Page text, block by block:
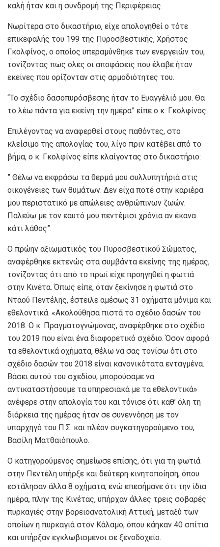
καλή ήταν και η συνδρομή της Περιφέρειας.
Νωρίτερα στο δικαστήριο, είχε απολογηθεί ο τότε
επικεφαλής του 199 της Πυροσβεστικής, Χρήστος
Γκολφίνος, ο οποίος υπεραμύνθηκε των ενεργειών του,
τονίζοντας πως όλες οι αποφάσεις που έλαβε ήταν
εκείνες που ορίζονταν στις αρμοδιότητες του.
“Το σχέδιο δασοπυρόσβεσης ήταν το Ευαγγέλιό μου. Θα
το λέω πάντα για εκείνη την ημέρα” είπε ο κ. Γκολφίνος.
Επιλέγοντας να αναφερθεί στους παθόντες, στο
κλείσιμο της απολογίας του, λίγο πριν κατέβει από το
βήμα, ο κ. Γκολφίνος είπε κλαίγοντας στο δικαστήριο:
” Θέλω να εκφράσω τα θερμά μου συλλυπητήριά στις
οικογένειες των θυμάτων. Δεν είχα ποτέ στην καριέρα
μου περιστατικό με απώλειες ανθρώπινων ζωών.
Παλεύω με τον εαυτό μου πεντέμισι χρόνια αν έκανα
κάτι λάθος”.
Ο πρώην αξιωματικός του Πυροσβεστικού Σώματος,
αναφέρθηκε εκτενώς στα συμβάντα εκείνης της ημέρας,
τονίζοντας ότι από το πρωί είχε προηγηθεί η φωτιά
στην Κινέτα. Όπως είπε, όταν ξεκίνησε η φωτιά στο
Νταού Πεντέλης, έστειλε αμέσως 31 οχήματα μόνιμα και
εθελοντικά. «Ακολούθησα πιστά το σχέδιο δασών του
2018. Ο κ. Πραγματογνώμονας, αναφέρθηκε στο σχέδιο
του 2019 που είναι ένα διαφορετικό σχέδιο. Όσον αφορά
τα εθελοντικά οχήματα, θέλω να σας τονίσω ότι στο
σχέδιο δασών του 2018 είναι κανονικότατα ενταγμένα.
Βάσει αυτού του σχεδίου, μπορούσαμε να
αντικαταστήσουμε τα υπηρεσιακά με τα εθελοντικά»
ανέφερε στην απολογία του και τόνισε ότι καθ’ όλη τη
διάρκεια της ημέρας ήταν σε συνεννόηση με τον
υπαρχηγό του Π.Σ. και πλέον συγκατηγορούμενο του,
Βασίλη Ματθαιόπουλο.
Ο κατηγορούμενος σημείωσε επίσης, ότι για τη φωτιά
στην Πεντέλη υπήρξε και δεύτερη κινητοποίηση, όπου
εστάλησαν άλλα 8 οχήματα, ενώ επεσήμανε ότι την ίδια
ημέρα, πλην της Κινέτας, υπήρχαν άλλες τρεις σοβαρές
πυρκαγιές στην βορειοανατολική Αττική, μεταξύ των
οποίων η πυρκαγιά στον Κάλαμο, όπου κάηκαν 40 σπίτια
και υπήρξαν εγκλωβισμένοι σε ξενοδοχείο.